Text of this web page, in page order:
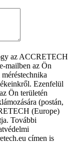
az ACCRETECH
mailben az Ön
Ezenfelül
Ön területén
(postán,
(Europe)
További
címen is